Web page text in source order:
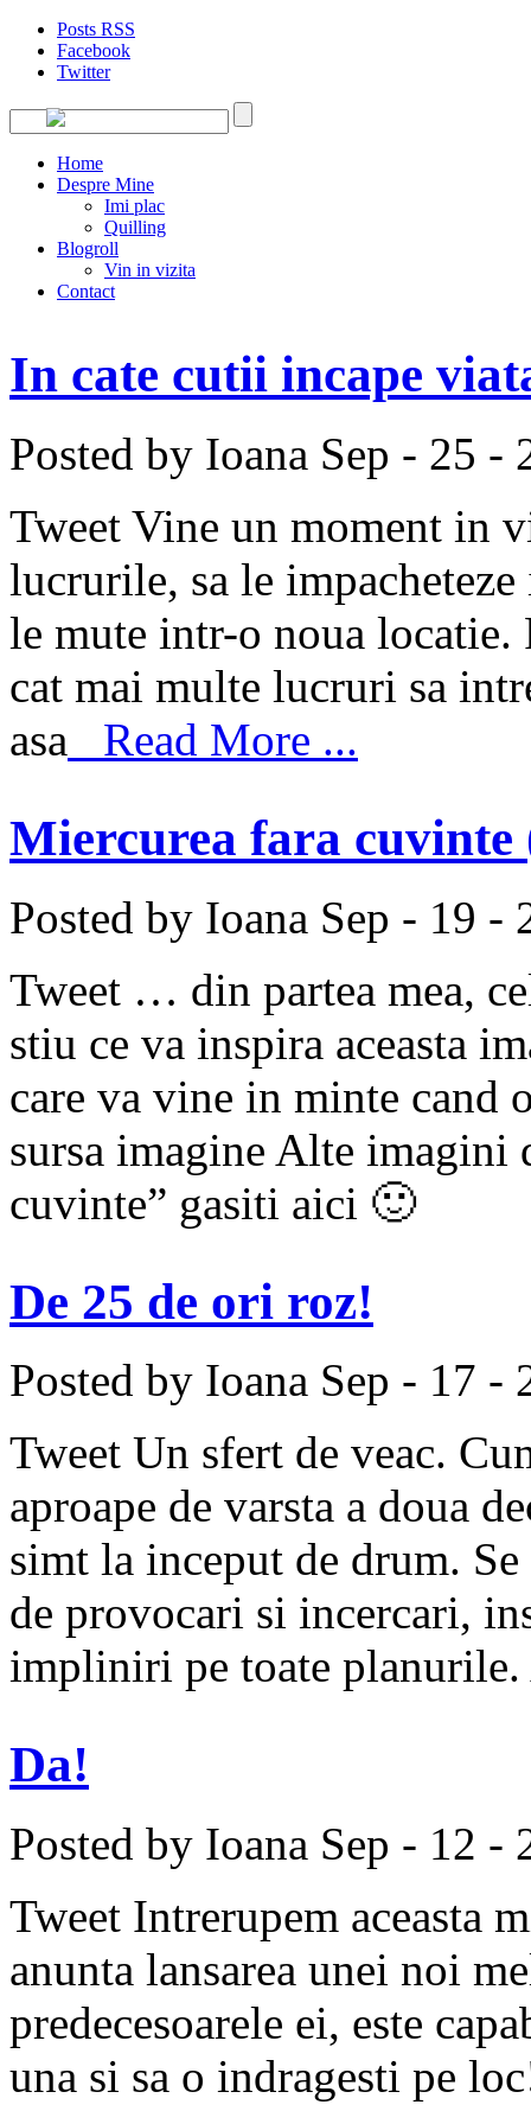
Posts RSS
Facebook
Twitter
Home
Despre Mine
Imi plac
Quilling
Blogroll
Vin in vizita
Contact
In cate cutii incape
Posted by Ioana Sep - 25 -
Tweet Vine un moment in
lucrurile, sa le
le mute intr-o noua locatie.
cat mai multe lucruri sa
asa Read More ...
Miercurea fara cuvinte
Posted by Ioana Sep - 19 -
Tweet … din partea mea,
stiu ce va inspira aceasta
care va vine in minte
sursa imagine Alte imagini
cuvinte” gasiti aici 🙂
De 25 de ori roz!
Posted by Ioana Sep - 17 -
Tweet Un sfert de veac.
aproape de varsta a doua
simt la inceput de drum.
de provocari si incercari,
impliniri pe toate
Da!
Posted by Ioana Sep - 12 -
Tweet Intrerupem aceasta
anunta lansarea unei noi
predecesoarele ei, este
una si sa o indragesti pe